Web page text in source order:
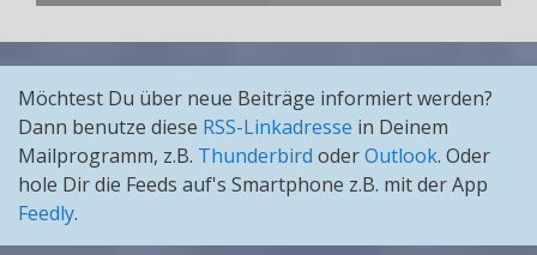
Möchtest Du über neue Beiträge informiert werden?
Dann benutze diese RSS-Linkadresse in Deinem
Mailprogramm, z.B. Thunderbird oderOutlook. Oder
hole Dir die Feeds auf's Smartphone z.B. mit der App
Feedly.